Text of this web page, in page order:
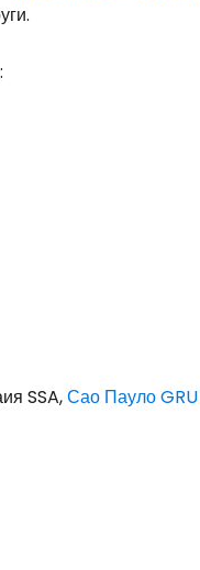
SSA,Сао Пауло GRU